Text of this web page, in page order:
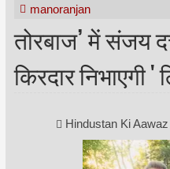
manoranjan
तोरबाज’ में संजय
किरदार निभाएगी
Hindustan Ki Aawaz